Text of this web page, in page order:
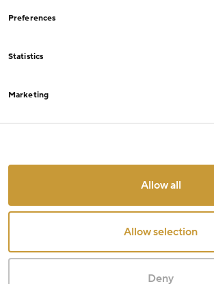
Preferences
Statistics
Marketing
Allow all
Allow selection
Deny